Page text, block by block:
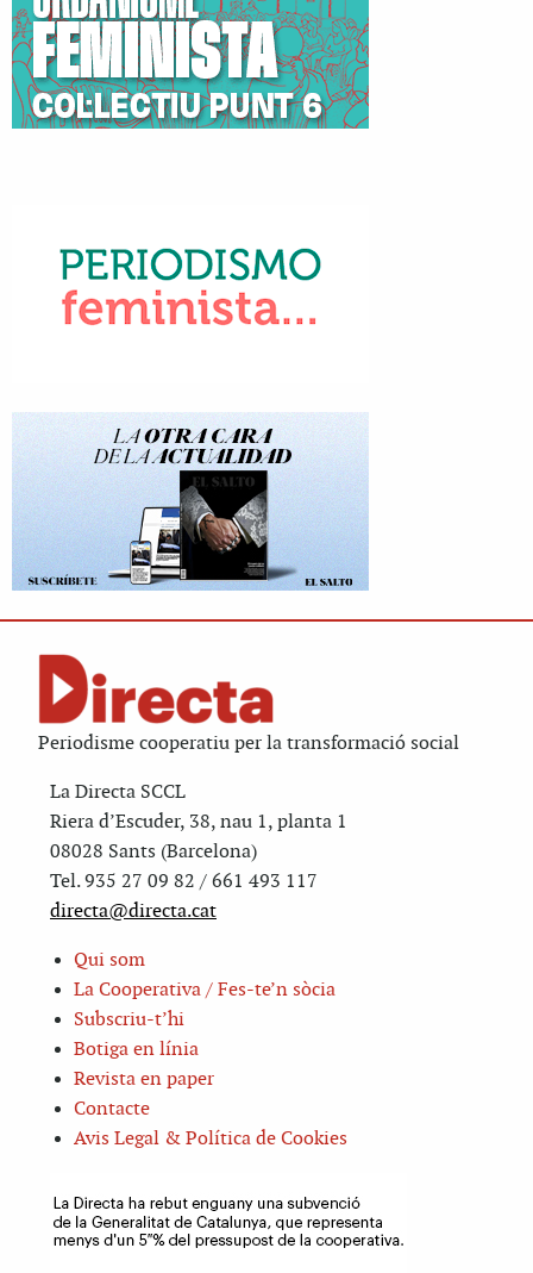
Periodisme cooperatiu per la transformació social
La Directa SCCL
Riera d’Escuder, 38, nau 1, planta 1
08028 Sants (Barcelona)
Tel. 935 27 09 82 / 661 493 117
directa@directa.cat
Qui som
La Cooperativa / Fes-te’n sòcia
Subscriu-t’hi
Botiga en línia
Revista en paper
Contacte
Avis Legal & Política de Cookies